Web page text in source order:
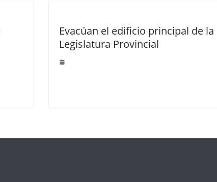
Evacúan el edificio principal de la
Legislatura Provincial